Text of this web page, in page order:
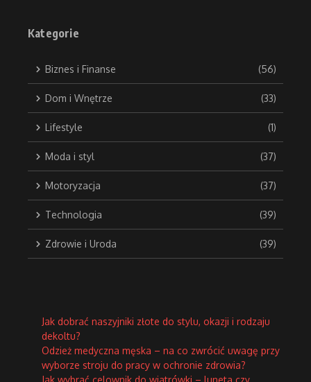
Kategorie
Biznes i Finanse (56)
Dom i Wnętrze (33)
Lifestyle (1)
Moda i styl (37)
Motoryzacja (37)
Technologia (39)
Zdrowie i Uroda (39)
Jak dobrać naszyjniki złote do stylu, okazji i rodzaju
dekoltu?
Odzież medyczna męska – na co zwrócić uwagę przy
wyborze stroju do pracy w ochronie zdrowia?
Jak wybrać celownik do wiatrówki – luneta czy